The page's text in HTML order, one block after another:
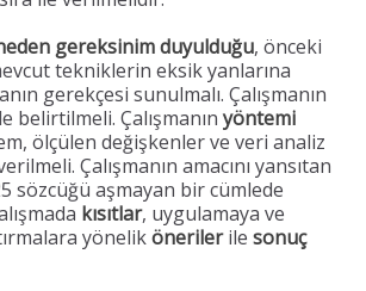
gereksinim duyulduğu, önceki
tekniklerin eksik yanlarına
gerekçesi sunulmalı. Çalışmanın
belirtilmeli. Çalışmanın yöntemi
ölçülen değişkenler ve veri analiz
Çalışmanın amacını yansıtan
sözcüğü aşmayan bir cümlede
kısıtlar, uygulamaya ve
yönelikönerilerile sonuç